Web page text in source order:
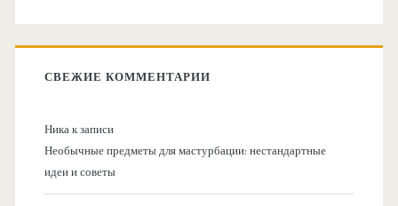
СВЕЖИЕ КОММЕНТАРИИ
Никак записи
Необычные предметы для мастурбации: нестандартные
идеи и советы